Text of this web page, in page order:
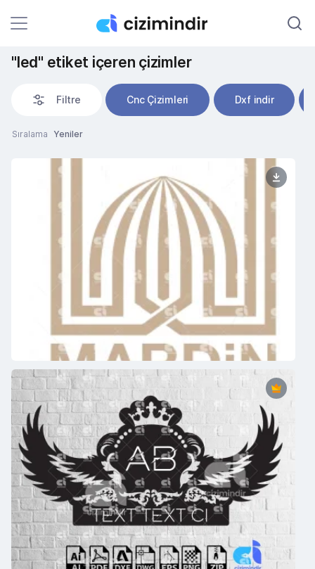
"led" etiket içeren çizimler
Filtre Cnc Çizimleri Dxf indir
Sıralama Yeniler